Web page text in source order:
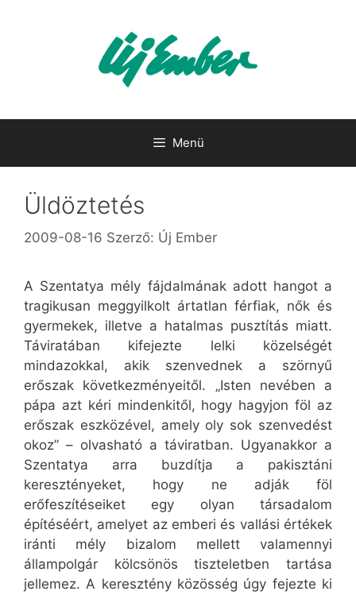
Menü
Üldöztetés
2009-08-16 Szerző: Új Ember
A Szentatya mély fájdalmának adott hangot a
tragikusan meggyilkolt ártatlan férfiak, nők és
gyermekek, illetve a hatalmas pusztítás miatt.
Táviratában kifejezte lelki közelségét
mindazokkal, akik szenvednek a szörnyű
erőszak következményeitől. „Isten nevében a
pápa azt kéri mindenkitől, hogy hagyjon föl az
erőszak eszközével, amely oly sok szenvedést
okoz” – olvasható a táviratban. Ugyanakkor a
Szentatya arra buzdítja a pakisztáni
keresztényeket, hogy ne adják föl
erőfeszítéseiket egy olyan társadalom
építéséért, amelyet az emberi és vallási értékek
iránti mély bizalom mellett valamennyi
állampolgár kölcsönös tiszteletben tartása
jellemez. A keresztény közösség úgy fejezte ki